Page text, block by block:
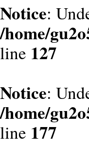
Notice:
/home/
line 127
Notice:
/home/
line 177